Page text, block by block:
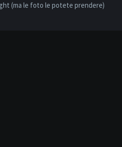
(ma le foto le potete prendere)